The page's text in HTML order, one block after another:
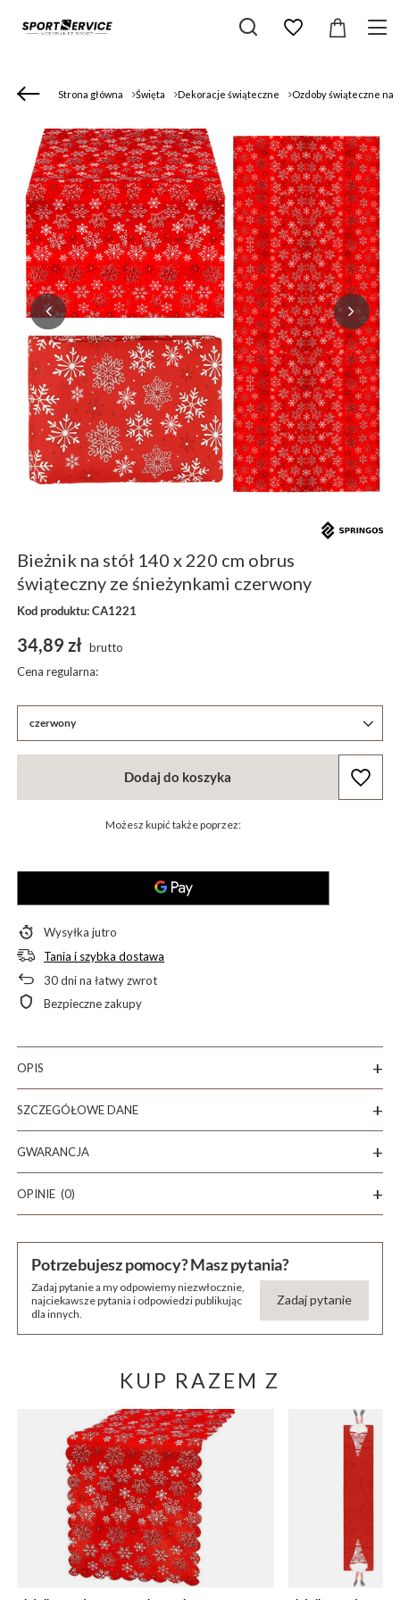
Strona główna Święta Dekoracje świąteczne Ozdoby świąteczne na
Bieżnik na stół 140 x 220 cm obrus
świąteczny ze śnieżynkami czerwony
Kod produktu: CA1221
czerwony
34,89 zł brutto
Cena regularna:
Dodaj do koszyka
Możesz kupić także poprzez:
Wysyłkajutro
Tania i szybka dostawa
30dni na łatwy zwrot
Bezpieczne zakupy
OPIS
SZCZEGÓŁOWE DANE
GWARANCJA
OPINIE (0)
Potrzebujesz pomocy? Masz pytania?
Zadaj pytanie a my odpowiemy niezwłocznie,
najciekawsze pytania i odpowiedzi publikując
dla innych.
Zadaj pytanie
KUP RAZEM Z